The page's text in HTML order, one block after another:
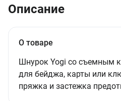
Описание
О товаре
Шнурок Yogi со съемным
для бейджа, карты или
пряжка и застежка